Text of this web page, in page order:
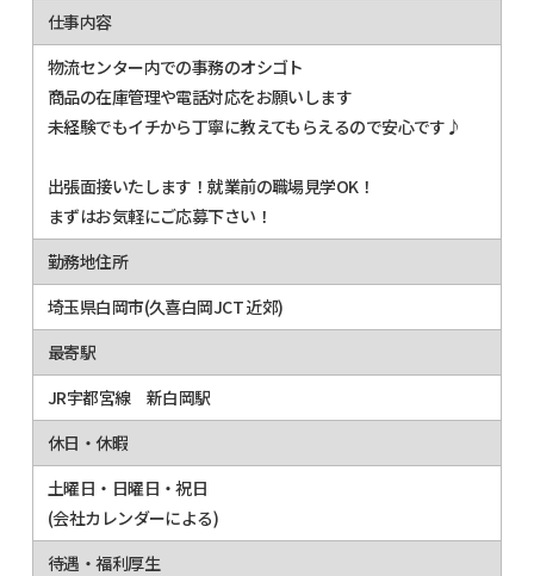
仕事内容
物流センター内での事務のオシゴト
商品の在庫管理や電話対応をお願いします
未経験でもイチから丁寧に教えてもらえるので安心です♪
出張面接いたします！就業前の職場見学OK！
まずはお気軽にご応募下さい！
勤務地住所
埼玉県白岡市(久喜白岡JCT 近郊)
最寄駅
JR宇都宮線 新白岡駅
休日・休暇
土曜日・日曜日・祝日
(会社カレンダーによる)
待遇・福利厚生